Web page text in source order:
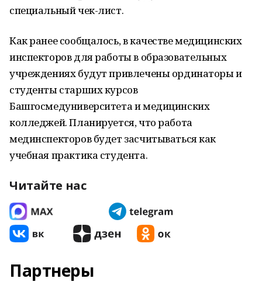
специальный чек-лист.
Как ранее сообщалось, в качестве медицинских
инспекторов для работы в образовательных
учреждениях будут привлечены ординаторы и
студенты старших курсов
Башгосмедуниверситета и медицинских
колледжей. Планируется, что работа
мединспекторов будет засчитываться как
учебная практика студента.
Читайте нас
Партнеры